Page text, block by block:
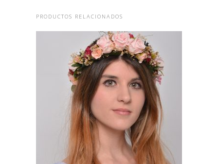
PRODUCTOS RELACIONADOS
ADÈLE. CORONA CON
FLORES PRESERVADAS
74,38 €